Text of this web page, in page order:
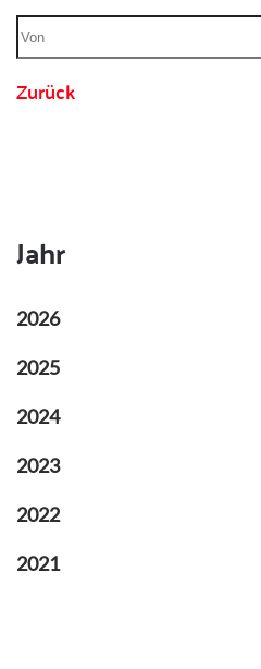
Zurück
Jahr
2026
2025
2024
2023
2022
2021